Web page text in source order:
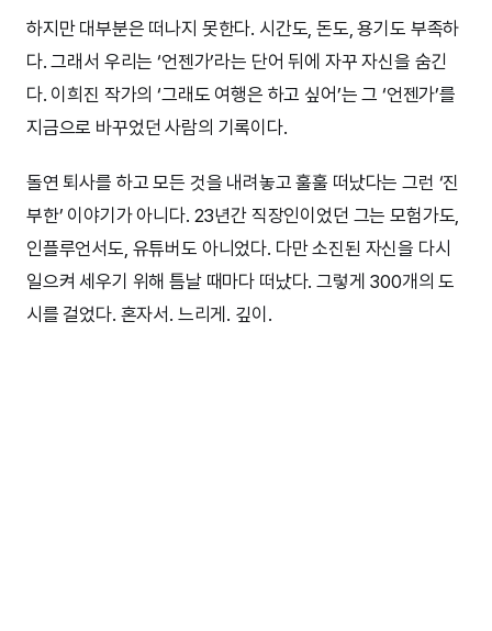
하지만 대부분은 떠나지 못한다. 시간도, 돈도, 용기도 부족하
다. 그래서 우리는 ‘언젠가’라는 단어 뒤에 자꾸 자신을 숨긴
다. 이희진 작가의 ‘그래도 여행은 하고 싶어’는 그 ‘언젠가’를
지금으로 바꾸었던 사람의 기록이다.
돌연 퇴사를 하고 모든 것을 내려놓고 훌훌 떠났다는 그런 ‘진
부한’ 이야기가 아니다. 23년간 직장인이었던 그는 모험가도,
인플루언서도, 유튜버도 아니었다. 다만 소진된 자신을 다시
일으켜 세우기 위해 틈날 때마다 떠났다. 그렇게 300개의 도
시를 걸었다. 혼자서. 느리게. 깊이.